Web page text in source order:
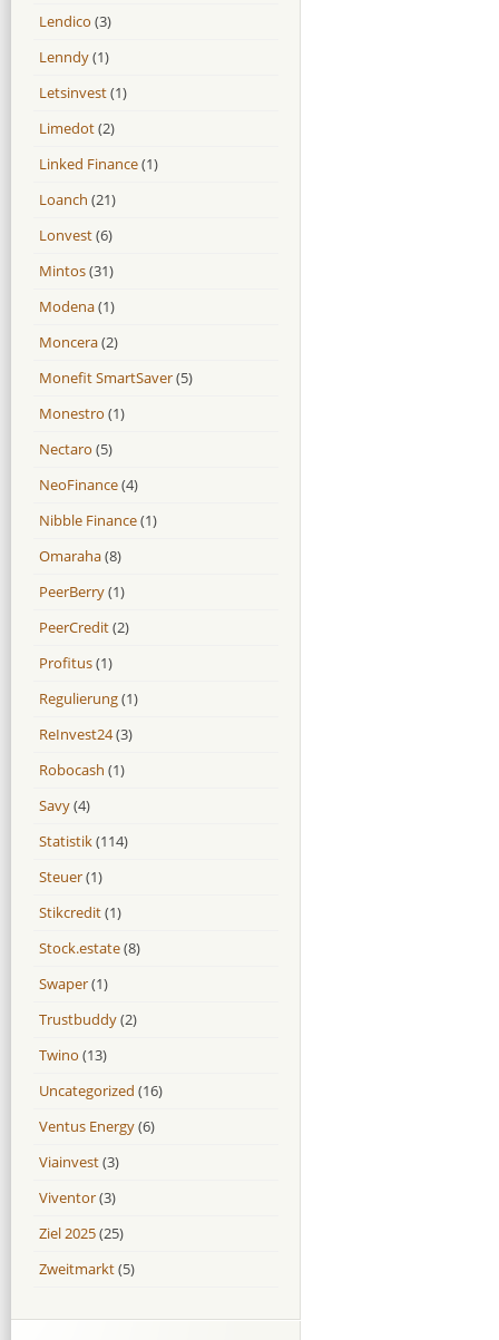
Lendico (3)
Lenndy(1)
Letsinvest(1)
Limedot(2)
Linked Finance(1)
Loanch (21)
Lonvest(6)
Mintos(31)
Modena(1)
Moncera(2)
Monefit SmartSaver(5)
Monestro (1)
Nectaro (5)
NeoFinance(4)
Nibble Finance(1)
Omaraha(8)
PeerBerry(1)
PeerCredit(2)
Profitus(1)
Regulierung(1)
ReInvest24(3)
Robocash (1)
Savy(4)
Statistik(114)
Steuer(1)
Stikcredit(1)
Stock.estate(8)
Swaper(1)
Trustbuddy(2)
Twino (13)
Uncategorized (16)
Ventus Energy(6)
Viainvest(3)
Viventor(3)
Ziel 2025(25)
Zweitmarkt(5)